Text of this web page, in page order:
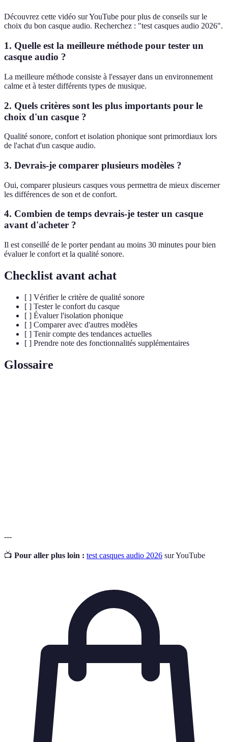
Découvrez cette vidéo sur YouTube pour plus de conseils sur le
choix du bon casque audio. Recherchez : "test casques audio 2026".
1. Quelle est la meilleure méthode pour tester un
casque audio ?
La meilleure méthode consiste à l'essayer dans un environnement
calme et à tester différents types de musique.
2. Quels critères sont les plus importants pour le
choix d'un casque ?
Qualité sonore, confort et isolation phonique sont primordiaux lors
de l'achat d'un casque audio.
3. Devrais-je comparer plusieurs modèles ?
Oui, comparer plusieurs casques vous permettra de mieux discerner
les différences de son et de confort.
4. Combien de temps devrais-je tester un casque
avant d'acheter ?
Il est conseillé de le porter pendant au moins 30 minutes pour bien
évaluer le confort et la qualité sonore.
Checklist avant achat
[ ] Vérifier le critère de qualité sonore
[ ] Tester le confort du casque
[ ] Évaluer l'isolation phonique
[ ] Comparer avec d'autres modèles
[ ] Tenir compte des tendances actuelles
[ ] Prendre note des fonctionnalités supplémentaires
Glossaire
---
📺 Pour aller plus loin : test casques audio 2026 sur YouTube